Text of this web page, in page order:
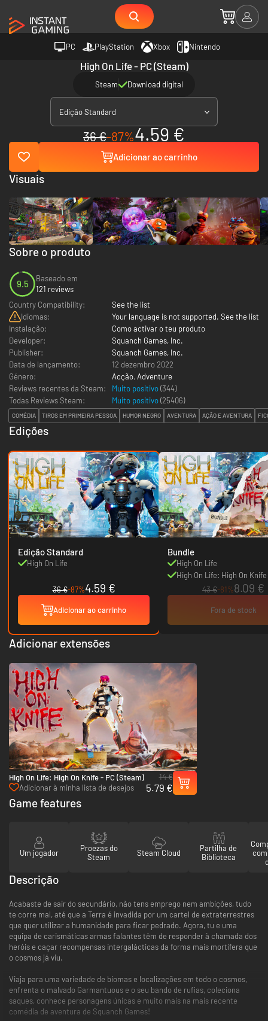
PC PlayStation Xbox Nintendo
High On Life - PC (Steam)
Steam Download digital
Edição Standard
36 €-87%4.59 €
Adicionar ao carrinho
Sobre o produto
9.5
Baseado em
121 reviews
Country Compatibility:
See the list
Idiomas:
Your language is not supported. See the list
Instalação:
Como activar o teu produto
Developer:
Squanch Games, Inc.
Publisher:
Squanch Games, Inc.
Data de lançamento:
12 dezembro 2022
Género:
Acção, Adventure
Reviews recentes da Steam:
Muito positivo(344)
Todas Reviews Steam:
Muito positivo(25406)
COMÉDIA TIROS EM PRIMEIRA PESSOA HUMOR NEGRO AVENTURA AÇÃO E AVENTURA
Edições
Edição Standard
High On Life
36 €-87%4.59 €
Adicionar ao carrinho
Bundle
High On Life
High On Life: High On Knife
43 €-81%8.09 €
Fora de stock
Adicionar extensões
High On Life: High On Knife - PC (Steam)
Adicionar à minha lista de desejos
14 €
5.79 €
Visuais
Game features
Um jogador
Proezas do
Steam
Steam Cloud
Partilha de
Biblioteca
Descrição
Acabaste de sair do secundário, não tens emprego nem ambições, tudo
te corre mal, até que a Terra é invadida por um cartel de extraterrestres
que quer utilizar a humanidade para ficar pedrado. Agora, tu e uma
equipa de carismáticas armas falantes têm de responder à chamada dos
heróis e caçar recompensas intergalácticas da forma mais mortífera que
o cosmos já viu.
Viaja para uma variedade de biomas e localizações em todo o cosmos,
enfrenta o malvado Garmantuous e o seu bando de rufias, coleciona
saques, conhece personagens únicas e muito mais na mais recente
comédia de aventura de Squanch Games!